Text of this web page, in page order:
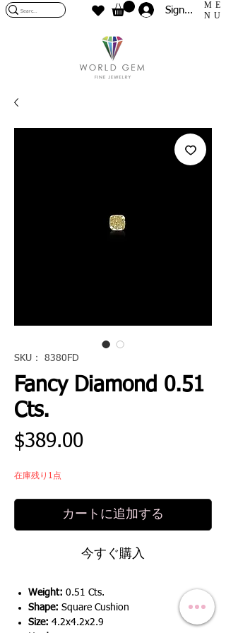
Sign In
ME
NU
SKU： 8380FD
Fancy Diamond 0.51
Cts.
$389.00価
在庫残り1点
カートに追加する
今すぐ購入
Weight: 0.51 Cts.
Shape: Square Cushion
Size: 4.2x4.2x2.9